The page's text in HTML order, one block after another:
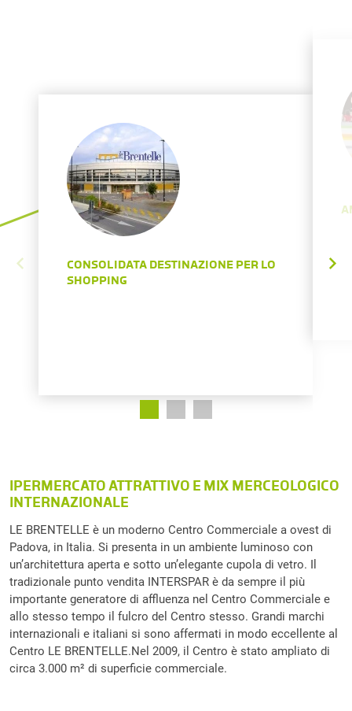
CONSOLIDATA DESTINAZIONE PER LO
SHOPPING
IPERMERCATO ATTRATTIVO E MIX MERCEOLOGICO
INTERNAZIONALE
LE BRENTELLE è un moderno Centro Commerciale a ovest di
Padova, in Italia. Si presenta in un ambiente luminoso con
un’architettura aperta e sotto un’elegante cupola di vetro. Il
tradizionale punto vendita INTERSPAR è da sempre il più
importante generatore di affluenza nel Centro Commerciale e
allo stesso tempo il fulcro del Centro stesso. Grandi marchi
internazionali e italiani si sono affermati in modo eccellente al
Centro LE BRENTELLE.Nel 2009, il Centro è stato ampliato di
circa 3.000 m² di superficie commerciale.